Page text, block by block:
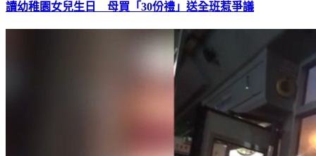
讀幼稚園女兒生日 母買「30份禮」送全班惹爭議